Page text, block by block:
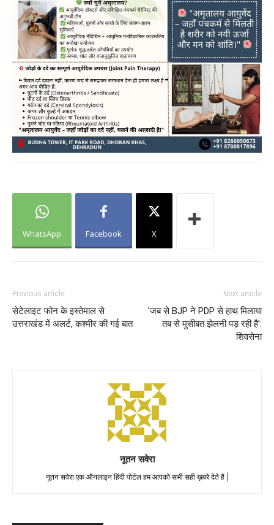
WhatsApp Facebook X
Previous article
सेटेलाइट फोन के इस्तेमाल से
उत्तराखंड में अलर्ट, कश्मीर की गई बात
Next article
'जब से BJP ने PDP से हाथ मिलाया
तब से मुसीबत झेलनी पड़ रही है':
शिवसेना
नूतन सवेरा
नूतन सवेरा एक ऑनलाइन हिंदी पोर्टल हम आपको सभी सही ख़बरे देते है |